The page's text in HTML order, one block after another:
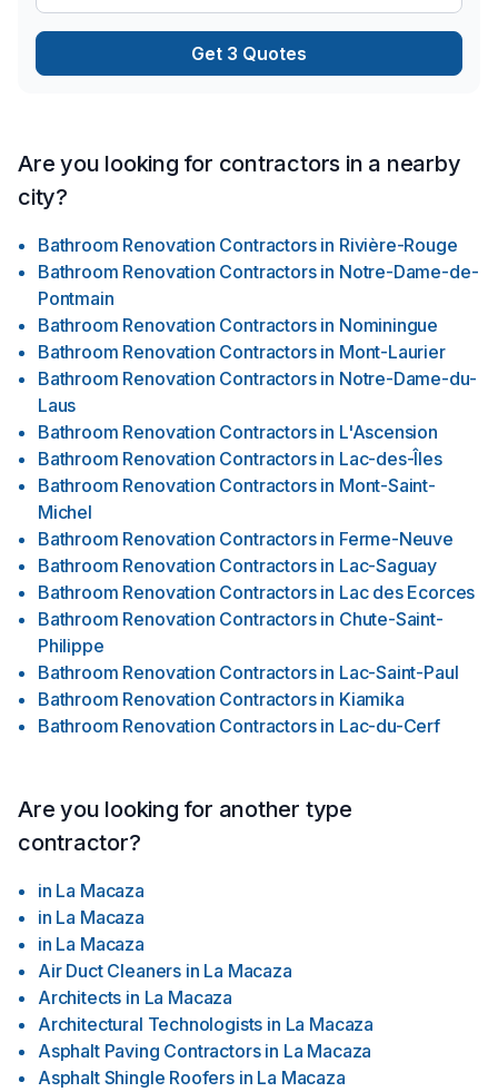
d'autre mots nous sommes l'équipe idéal pour votre ou vos
projets de rénovation résidentiel.Travail honnête et fiable.Un
entrepreneur humain et transparent.Notre but premier est
Get 3 Quotes
Are you looking for contractors in a nearby
city?
Bathroom Renovation Contractors in Rivière-Rouge
Bathroom Renovation Contractors in Notre-Dame-de-
Pontmain
Bathroom Renovation Contractors in Nominingue
Bathroom Renovation Contractors in Mont-Laurier
Bathroom Renovation Contractors in Notre-Dame-du-
Laus
Bathroom Renovation Contractors in L'Ascension
Bathroom Renovation Contractors in Lac-des-Îles
Bathroom Renovation Contractors in Mont-Saint-
Michel
Bathroom Renovation Contractors in Ferme-Neuve
Bathroom Renovation Contractors in Lac-Saguay
Bathroom Renovation Contractors in Lac des Ecorces
Bathroom Renovation Contractors in Chute-Saint-
Philippe
Bathroom Renovation Contractors in Lac-Saint-Paul
Bathroom Renovation Contractors in Kiamika
Bathroom Renovation Contractors in Lac-du-Cerf
Are you looking for another type
contractor?
in La Macaza
in La Macaza
in La Macaza
Air Duct Cleaners in La Macaza
Architects in La Macaza
Architectural Technologists in La Macaza
Asphalt Paving Contractors in La Macaza
Asphalt Shingle Roofers in La Macaza